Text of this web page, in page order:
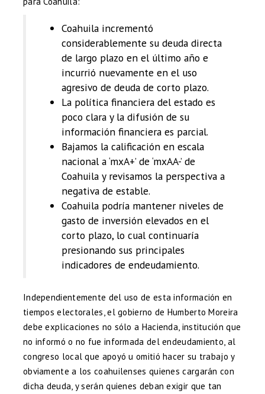
Coahuila incrementó
considerablemente su deuda directa
de largo plazo en el último año e
incurrió nuevamente en el uso
agresivo de deuda de corto plazo.
La política financiera del estado es
poco clara y la difusión de su
información financiera es parcial.
Bajamos la calificación en escala
nacional a ‘mxA+’ de ‘mxAA-’ de
Coahuila y revisamos la perspectiva a
negativa de estable.
Coahuila podría mantener niveles de
gasto de inversión elevados en el
corto plazo, lo cual continuaría
presionando sus principales
indicadores de endeudamiento.
Independientemente del uso de esta información en
tiempos electorales, el gobierno de Humberto Moreira
debe explicaciones no sólo a Hacienda, institución que
no informó o no fue informada del endeudamiento, al
congreso local que apoyó u omitió hacer su trabajo y
obviamente a los coahuilenses quienes cargarán con
dicha deuda, y serán quienes deban exigir que tan